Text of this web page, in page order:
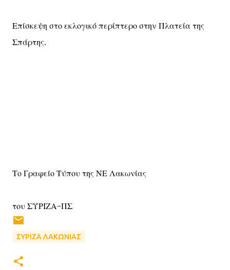
Επίσκεψη στο εκλογικό περίπτερο στην Πλατεία της
Σπάρτης.
Το Γραφείο Τύπου της ΝΕ Λακωνίας
του ΣΥΡΙΖΑ-ΠΣ
ΣΥΡΙΖΑ ΛΑΚΩΝΙΑΣ